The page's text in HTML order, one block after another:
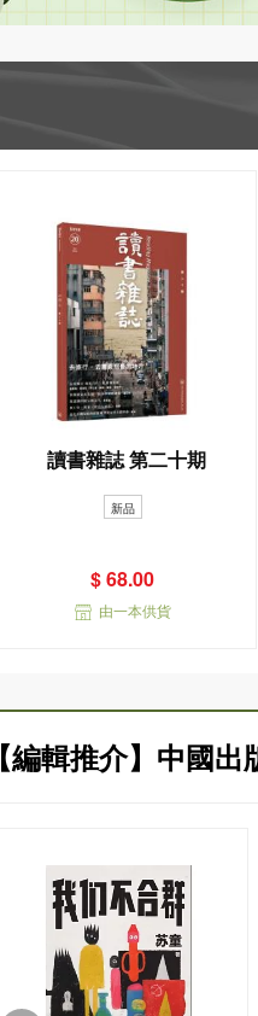
讀書雜誌 第二十期
新品
$ 68.00
由一本供貨
【編輯推介】中國